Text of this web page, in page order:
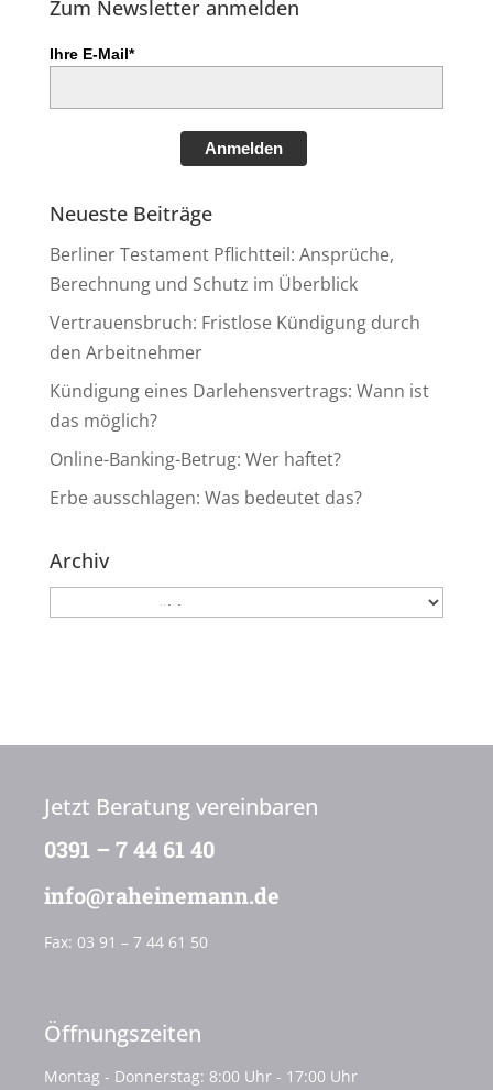
Zum Newsletter anmelden
Ihre E-Mail*
Anmelden
Neueste Beiträge
Berliner Testament Pflichtteil: Ansprüche,
Berechnung und Schutz im Überblick
Vertrauensbruch: Fristlose Kündigung durch
den Arbeitnehmer
Kündigung eines Darlehensvertrags: Wann ist
das möglich?
Online-Banking-Betrug: Wer haftet?
Erbe ausschlagen: Was bedeutet das?
Archiv
Jetzt Beratung vereinbaren
0391 – 7 44 61 40
info@raheinemann.de
Fax: 03 91 – 7 44 61 50
Öffnungszeiten
Montag - Donnerstag: 8:00 Uhr - 17:00 Uhr